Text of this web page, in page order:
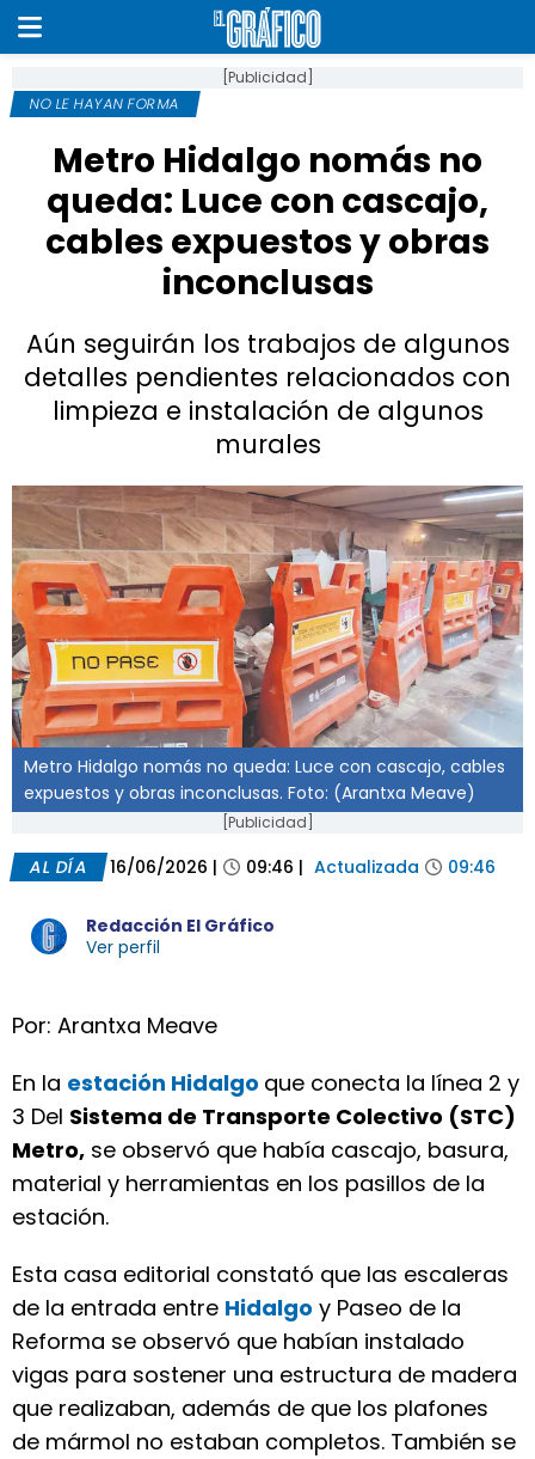
[Publicidad]
NO LE HAYAN FORMA
Metro Hidalgo nomás no
queda: Luce con cascajo,
cables expuestos y obras
inconclusas
Aún seguirán los trabajos de algunos
detalles pendientes relacionados con
limpieza e instalación de algunos
murales
Metro Hidalgo nomás no queda: Luce con cascajo, cables
expuestos y obras inconclusas. Foto: (Arantxa Meave)
[Publicidad]
AL DÍA 16/06/2026 | 09:46 | Actualizada 09:46
Redacción El Gráfico
Ver perfil
Por: Arantxa Meave
En la estación Hidalgo que conecta la línea 2 y
3 Del Sistema de Transporte Colectivo (STC)
Metro, se observó que había cascajo, basura,
material y herramientas en los pasillos de la
estación.
Esta casa editorial constató que las escaleras
de la entrada entre Hidalgo y Paseo de la
Reforma se observó que habían instalado
vigas para sostener una estructura de madera
que realizaban, además de que los plafones
de mármol no estaban completos. También se